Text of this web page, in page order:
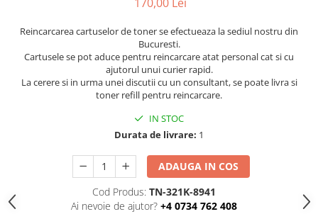
Reincarcarea cartuselor de toner se efectueaza la sediul nostru din
Bucuresti.
Cartusele se pot aduce pentru reincarcare atat personal cat si cu
ajutorul unui curier rapid.
La cerere si in urma unei discutii cu un consultant, se poate livra si
toner refill pentru reincarcare.
IN STOC
Durata de livrare: 1
ADAUGA IN COS
Cod Produs: TN-321K-8941
Ai nevoie de ajutor? +4 0734 762 408